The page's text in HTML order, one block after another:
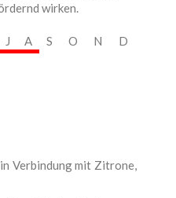
wirken.
J A S O N D
Verbindung mit Zitrone,